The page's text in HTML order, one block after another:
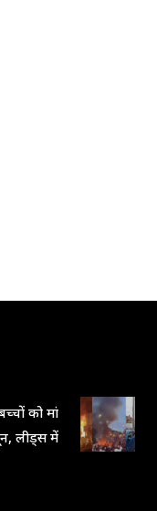
को मां
लीड्स में